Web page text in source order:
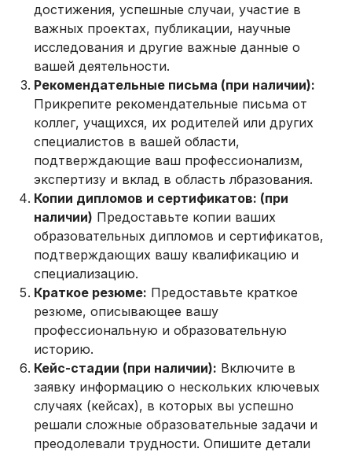
достижения, успешные случаи, участие в
важных проектах, публикации, научные
исследования и другие важные данные о
вашей деятельности.
Рекомендательные письма (при наличии):
Прикрепите рекомендательные письма от
коллег, учащихся, их родителей или других
специалистов в вашей области,
подтверждающие ваш профессионализм,
экспертизу и вклад в область лбразования.
Копии дипломов и сертификатов: (при
наличии) Предоставьте копии ваших
образовательных дипломов и сертификатов,
подтверждающих вашу квалификацию и
специализацию.
Краткое резюме: Предоставьте краткое
резюме, описывающее вашу
профессиональную и образовательную
историю.
Кейс-стадии (при наличии): Включите в
заявку информацию о нескольких ключевых
случаях (кейсах), в которых вы успешно
решали сложные образовательные задачи и
преодолевали трудности. Опишите детали